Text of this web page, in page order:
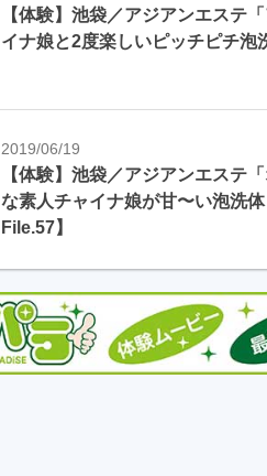
【体験】池袋／アジアンエステ
イナ娘と2度楽しいピッチピチ泡
2019/06/19
【体験】池袋／アジアンエステ
な素人チャイナ娘が甘〜い泡洗
File.57】